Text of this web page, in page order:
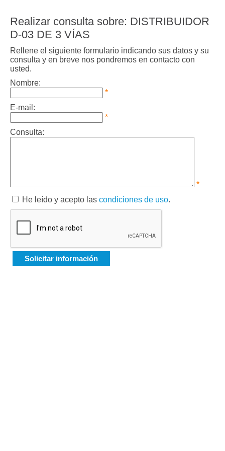
Realizar consulta sobre: DISTRIBUIDOR
D-03 DE 3 VÍAS
Rellene el siguiente formulario indicando sus datos y su
consulta y en breve nos pondremos en contacto con
usted.
Nombre:
*
E-mail:
*
Consulta:
*
He leído y acepto las condiciones de uso.